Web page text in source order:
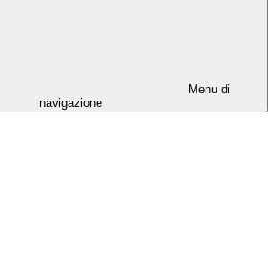
Menu di
navigazione